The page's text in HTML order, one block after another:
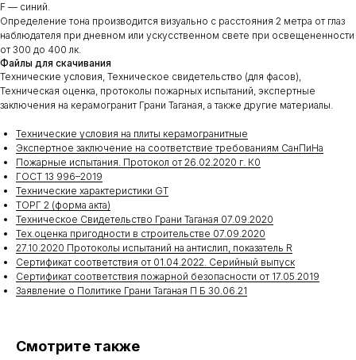
F — синий.
Определение тона производится визуально с расстояния 2 метра от глаз
наблюдателя при дневном или ускусственном свете при освещененности
от 300 до 400 лк.
Файлы для скачивания
Технические условия, Техническое свидетельство (для фасов),
Техническая оценка, протоколы пожарных испытаний, экспертные
заключения на керамогранит Грани Таганая, а также другие материалы.
Технические условия на плиты керамогранитные
Экспертное заключение на соответствие требованиям СанПиНа
Пожарные испытания. Протокол от 26.02.2020 г. К0
ГОСТ 13 996–2019
Технические характеристики GT
ТОРГ 2 (форма акта)
Техническое Свидетельство Грани Таганая 07.09.2020
Тех.оценка пригодности в строительстве 07.09.2020
27.10.2020 Протоколы испытаний на антислип, показатель R
Сертификат соответствия от 01.04.2022. Серийный выпуск
Сертификат соответствия пожарной безопасности от 17.05.2019
Заявление о Политике Грани Таганая П Б 30.06.21
Смотрите также